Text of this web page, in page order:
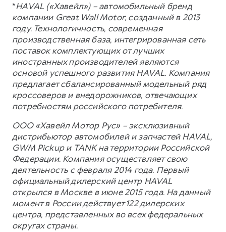
*HAVAL («Хавейл») – автомобильный бренд
компании Great Wall Motor, созданный в 2013
году. Технологичность, современная
производственная база, интегрированная сеть
поставок комплектующих от лучших
иностранных производителей являются
основой успешного развития HAVAL. Компания
предлагает сбалансированный модельный ряд
кроссоверов и внедорожников, отвечающих
потребностям российского потребителя.
ООО «Хавейл Мотор Рус» – эксклюзивный
дистрибьютор автомобилей и запчастей HAVAL,
GWM Pickup и TANK на территории Российской
Федерации. Компания осуществляет свою
деятельность с февраля 2014 года. Первый
официальный дилерский центр HAVAL
открылся в Москве в июне 2015 года. На данный
момент в России действует 122 дилерских
центра, представленных во всех федеральных
округах страны.